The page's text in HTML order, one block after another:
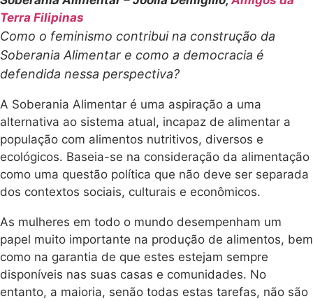
Terra Filipinas
Como o feminismo contribui na construção da
Soberania Alimentar e como a democracia é
defendida nessa perspectiva?
A Soberania Alimentar é uma aspiração a uma
alternativa ao sistema atual, incapaz de alimentar a
população com alimentos nutritivos, diversos e
ecológicos. Baseia-se na consideração da alimentação
como uma questão política que não deve ser separada
dos contextos sociais, culturais e econômicos.
As mulheres em todo o mundo desempenham um
papel muito importante na produção de alimentos, bem
como na garantia de que estes estejam sempre
disponíveis nas suas casas e comunidades. No
entanto, a maioria, senão todas estas tarefas, não são